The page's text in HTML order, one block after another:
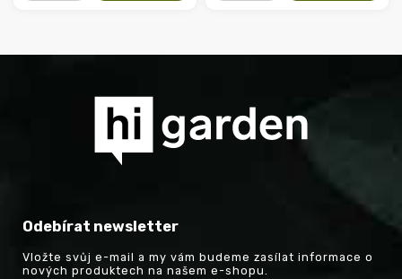
Odebírat newsletter
Vložte svůj e-mail a my vám budeme zasílat informace o
nových produktech na našem e-shopu.